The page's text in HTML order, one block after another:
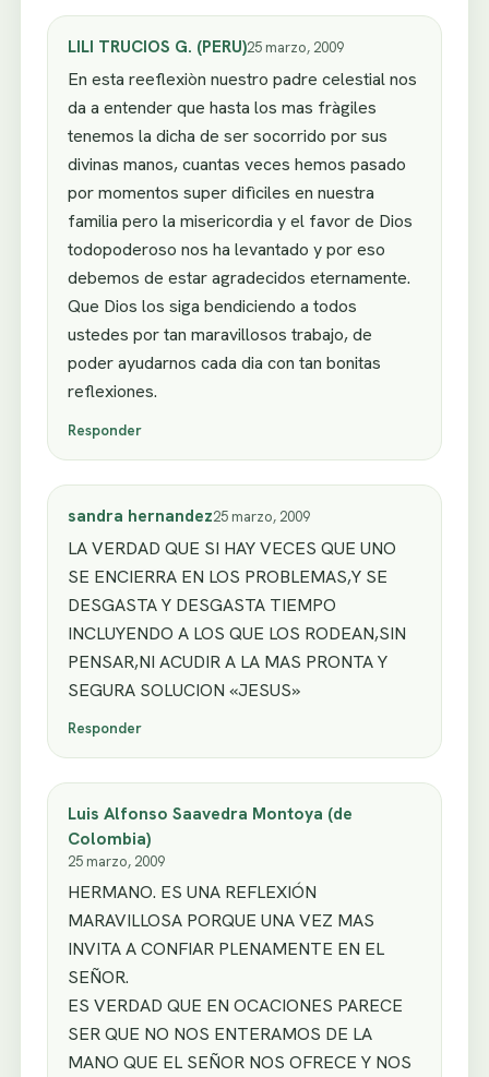
LILI TRUCIOS G. (PERU)25 marzo, 2009
En esta reeflexiòn nuestro padre celestial nos
da a entender que hasta los mas fràgiles
tenemos la dicha de ser socorrido por sus
divinas manos, cuantas veces hemos pasado
por momentos super difìciles en nuestra
familia pero la misericordia y el favor de Dios
todopoderoso nos ha levantado y por eso
debemos de estar agradecidos eternamente.
Que Dios los siga bendiciendo a todos
ustedes por tan maravillosos trabajo, de
poder ayudarnos cada dia con tan bonitas
reflexiones.
Responder
sandra hernandez25 marzo, 2009
LA VERDAD QUE SI HAY VECES QUE UNO
SE ENCIERRA EN LOS PROBLEMAS,Y SE
DESGASTA Y DESGASTA TIEMPO
INCLUYENDO A LOS QUE LOS RODEAN,SIN
PENSAR,NI ACUDIR A LA MAS PRONTA Y
SEGURA SOLUCION «JESUS»
Responder
Luis Alfonso Saavedra Montoya (de
Colombia)
25 marzo, 2009
HERMANO. ES UNA REFLEXIÓN
MARAVILLOSA PORQUE UNA VEZ MAS
INVITA A CONFIAR PLENAMENTE EN EL
SEÑOR.
ES VERDAD QUE EN OCACIONES PARECE
SER QUE NO NOS ENTERAMOS DE LA
MANO QUE EL SEÑOR NOS OFRECE Y NOS